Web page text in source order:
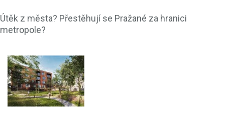
Útěk z města? Přestěhují se Pražané za hranici
metropole?